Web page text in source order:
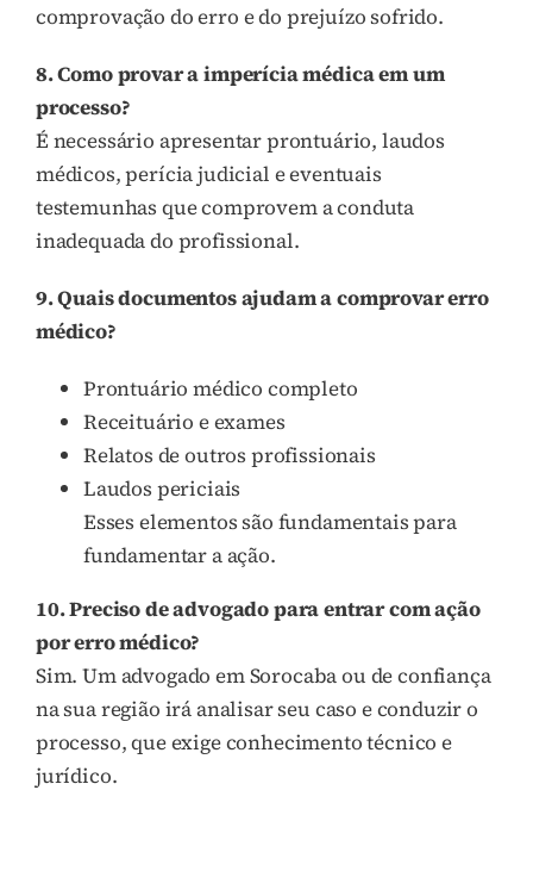
comprovação do erro e do prejuízo sofrido.
8. Como provar a imperícia médica em um
processo?
É necessário apresentar prontuário, laudos
médicos, perícia judicial e eventuais
testemunhas que comprovem a conduta
inadequada do profissional.
9. Quais documentos ajudam a comprovar erro
médico?
Prontuário médico completo
Receituário e exames
Relatos de outros profissionais
Laudos periciais
Esses elementos são fundamentais para
fundamentar a ação.
10. Preciso de advogado para entrar com ação
por erro médico?
Sim. Um advogado em Sorocaba ou de confiança
na sua região irá analisar seu caso e conduzir o
processo, que exige conhecimento técnico e
jurídico.